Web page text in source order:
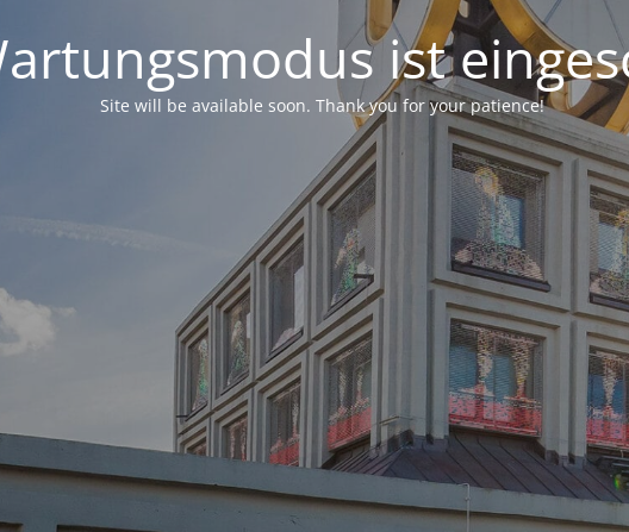
ist
Site will be available soon. Thank you for your patience!